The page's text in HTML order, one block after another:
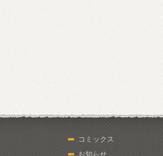
コミックス
お知らせ